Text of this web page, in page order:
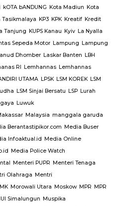
kOTA bANDUNG Kota Madiun Kota
Tasikmalaya KP3 KPK Kreatif Kredit
Tanjung KUPS Kanau Kyiv La Nyalla
Sepeda Motor Lampung Lampung
Dhomber Laskar Banten LBH
RI Lemhannas Lemhannas
UTAMA LPSK LSM KOREK LSM
LSM Sinjai Bersatu LSP Lurah
Luwuk
Malaysia manggala garuda
Berantastipikor.com Media Buser
Infoaktual.id Media Online
Media Police Watch
Menteri PUPR Menteri Tenaga
Olahraga Mentri
MK Morowali Utara Moskow MPR MPR
Simalungun Muspika